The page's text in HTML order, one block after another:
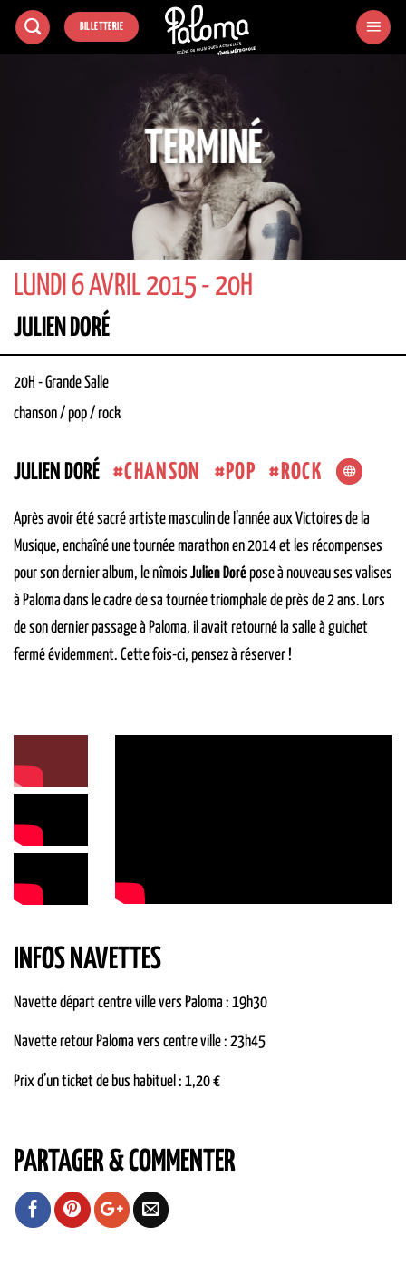
Passer
BILLETTERIE
TERMINÉ
LUNDI 6 AVRIL 2015 - 20H
JULIEN DORÉ
20H -Grande Salle
chanson / pop / rock
JULIEN DORÉ CHANSON POP ROCK
Après avoir été sacré artiste masculin de l’année aux Victoires de la
Musique, enchaîné une tournée marathon en 2014 et les récompenses
pour son dernier album, le nîmois Julien Dorépose à nouveau ses valises
à Paloma dans le cadre de sa tournée triomphale de près de 2 ans. Lors
de son dernier passage à Paloma, il avait retourné la salle à guichet
fermé évidemment. Cette fois-ci, pensez à réserver !
INFOS NAVETTES
Navette départ centre ville vers Paloma : 19h30
Navette retour Paloma vers centre ville : 23h45
Prix d’un ticket de bus habituel : 1,20 €
PARTAGER & COMMENTER